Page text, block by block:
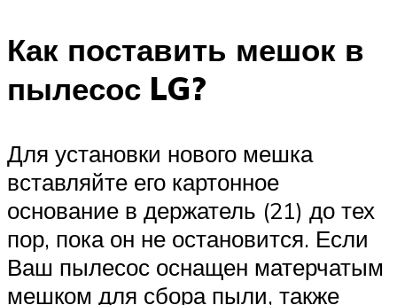
Как поставить мешок в
пылесос LG?
Для установки нового мешка
вставляйте его картонное
основание в держатель (21) до тех
пор, пока он не остановится. Если
Ваш пылесос оснащен матерчатым
мешком для сбора пыли, также